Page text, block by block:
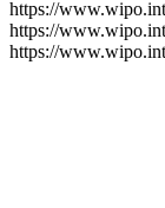
https://
https://
https://